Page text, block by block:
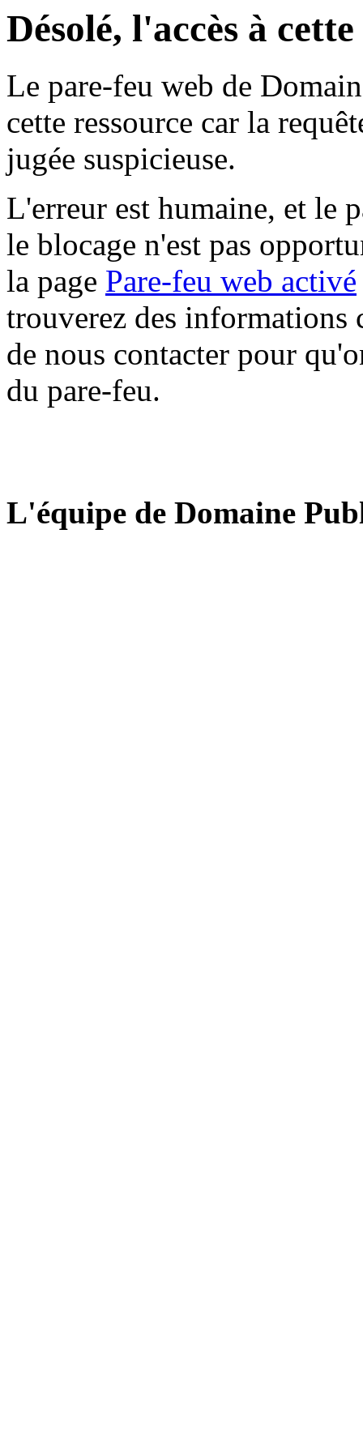
Désolé, l'accès à
Le pare-feu web de
cette ressource car la
jugée suspicieuse.
L'erreur est humaine, et le
le blocage n'est pas
la page Pare-feu web activé
trouverez des informations
de nous contacter pour
du pare-feu.
L'équipe de Domaine